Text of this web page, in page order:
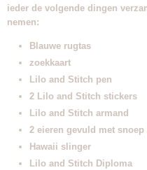
ieder de volgende dingen
nemen:
Blauwe rugtas
zoekkaart
Lilo and Stitch pen
2 Lilo and Stitch stickers
Lilo and Stitch armand
2 eieren gevuld met
Hawaii slinger
Lilo and Stitch Diploma